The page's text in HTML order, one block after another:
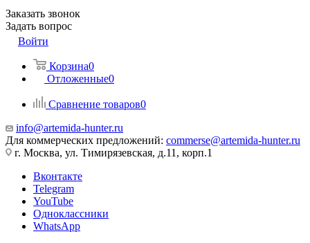
Заказать звонок
Задать вопрос
Войти
Корзина0
Отложенные0
Сравнение товаров0
info@artemida-hunter.ru
Для коммерческих предложений: commerse@artemida-hunter.ru
г. Москва, ул. Тимирязевская, д.11, корп.1
Вконтакте
Telegram
YouTube
Одноклассники
WhatsApp